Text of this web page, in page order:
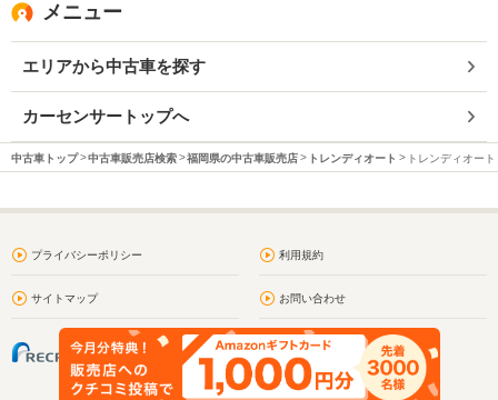
メニュー
エリアから中古車を探す
カーセンサートップへ
中古車トップ 中古車販売店検索 福岡県の中古車販売店 トレンディオート トレンディオー
プライバシーポリシー 利用規約
サイトマップ お問い合わせ